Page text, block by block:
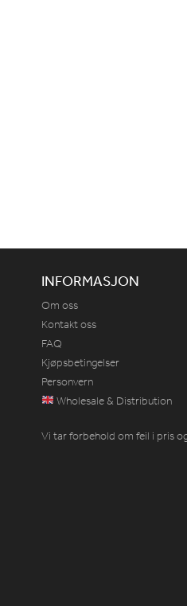
INFORMASJON
Om oss
Kontakt oss
FAQ
Kjøpsbetingelser
Personvern
Wholesale & Distribution
Vi tar forbehold om feil i pris